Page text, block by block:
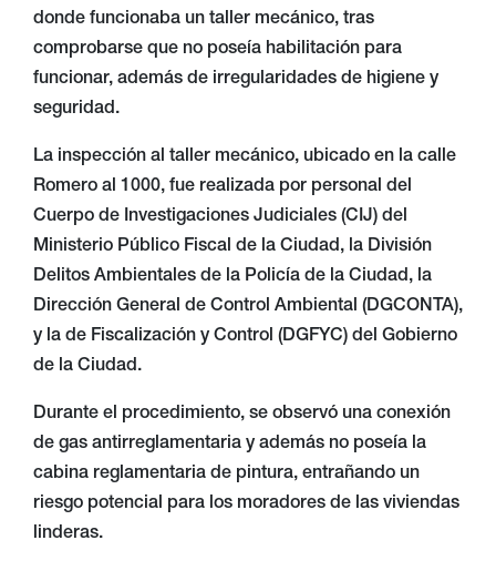
donde funcionaba un taller mecánico, tras
comprobarse que no poseía habilitación para
funcionar, además de irregularidades de higiene y
seguridad.
La inspección al taller mecánico, ubicado en la calle
Romero al 1000, fue realizada por personal del
Cuerpo de Investigaciones Judiciales (CIJ) del
Ministerio Público Fiscal de la Ciudad, la División
Delitos Ambientales de la Policía de la Ciudad, la
Dirección General de Control Ambiental (DGCONTA),
y la de Fiscalización y Control (DGFYC) del Gobierno
de la Ciudad.
Durante el procedimiento, se observó una conexión
de gas antirreglamentaria y además no poseía la
cabina reglamentaria de pintura, entrañando un
riesgo potencial para los moradores de las viviendas
linderas.